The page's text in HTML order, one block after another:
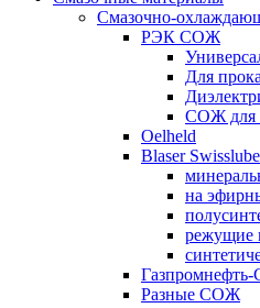
Смазочно-
РЭК СОЖ
Для
СОЖ для
Oelheld
Blaser Swisslube
на
режущие
Разные СОЖ